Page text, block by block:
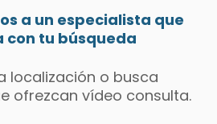
a un especialista que
con tu búsqueda
localización o busca
ofrezcan vídeo consulta.